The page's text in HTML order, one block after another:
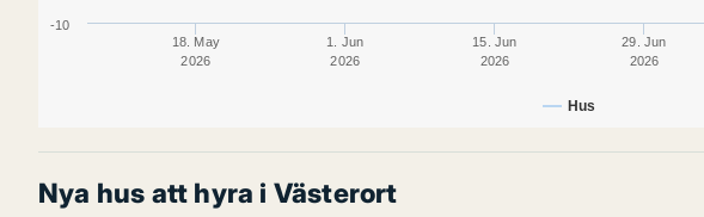
Hus
18. May
2026
1. Jun
2026
15. Jun
2026
29. Jun
2026
-10
Nya hus att hyra i Västerort